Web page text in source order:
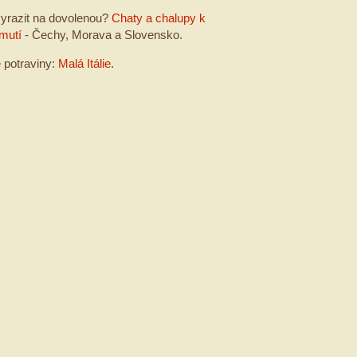
na dovolenou?Chaty a chalupy k
- Čechy, Morava a Slovensko.
potraviny: Malá Itálie.